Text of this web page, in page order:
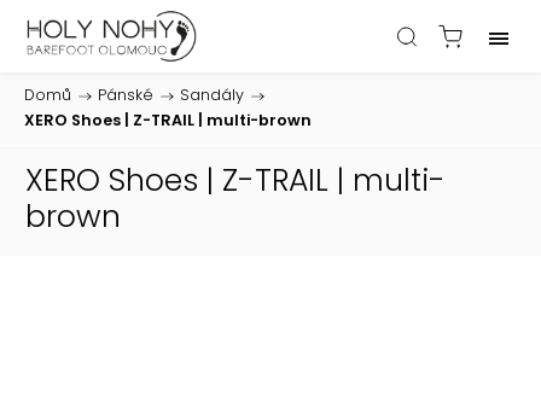
Domů / Pánské / Sandály /
XERO Shoes | Z-TRAIL | multi-brown
XERO Shoes | Z-TRAIL | multi-
brown